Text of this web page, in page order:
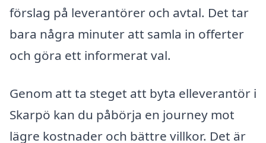
förslag på leverantörer och avtal. Det tar
bara några minuter att samla in offerter
och göra ett informerat val.
Genom att ta steget att byta elleverantör i
Skarpö kan du påbörja en journey mot
lägre kostnader och bättre villkor. Det är